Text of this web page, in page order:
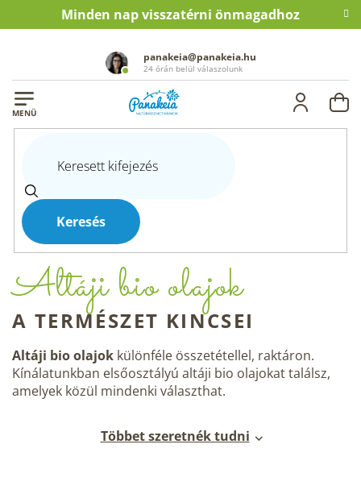
Minden nap visszatérni önmagadhoz
Keresés
panakeia@panakeia.hu
24 órán belül válaszolunk
ALTÁJI BIO OLAJOK
Altáji bio olajok
A TERMÉSZET KINCSEI
Altáji bio olajok különféle összetétellel, raktáron.
Kínálatunkban elsőosztályú altáji bio olajokat találsz,
amelyek közül mindenki választhat.
Többet szeretnék tudni